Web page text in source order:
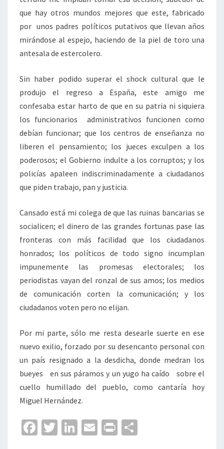
que hay otros mundos mejores que este, fabricado
por unos padres políticos putativos que llevan años
mirándose al espejo, haciendo de la piel de toro una
antesala de estercolero.
Sin haber podido superar el shock cultural que le
produjo el regreso a España, este amigo me
confesaba estar harto de que en su patria ni siquiera
los funcionarios administrativos funcionen como
debían funcionar; que los centros de enseñanza no
liberen el pensamiento; los jueces exculpen a los
poderosos; el Gobierno indulte a los corruptos; y los
policías apaleen indiscriminadamente a ciudadanos
que piden trabajo, pan y justicia.
Cansado está mi colega de que las ruinas bancarias se
socialicen; el dinero de las grandes fortunas pase las
fronteras con más facilidad que los ciudadanos
honrados; los políticos de todo signo incumplan
impunemente las promesas electorales; los
periodistas vayan del ronzal de sus amos; los medios
de comunicación corten la comunicación; y los
ciudadanos voten pero no elijan.
Por mi parte, sólo me resta desearle suerte en ese
nuevo exilio, forzado por su desencanto personal con
un país resignado a la desdicha, donde medran los
bueyes en sus páramos y un yugo ha caído sobre el
cuello humillado del pueblo, como cantaría hoy
Miguel Hernández.
Fa T
Li
E
Pr